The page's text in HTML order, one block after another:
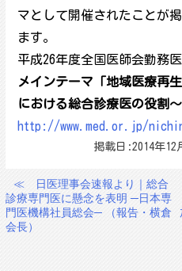
マとして開催されたことが
ます。
平成26年度全国医師会勤務
メインテーマ「地域医療再
における総合診療医の役割～
http://www.med.or.jp/
掲載日:2014年12
投
稿
ナ
≪
日医理事会速報より｜総合
診療専門医に懸念を表明 ─日本専
門医機構社員総会─ （報告・横倉
会長）